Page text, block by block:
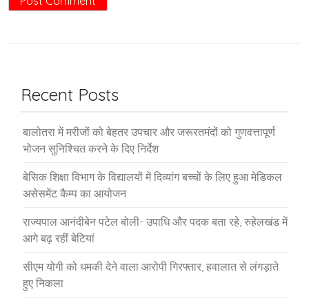
Recent Posts
बालोतरा में मरीजों को बेहतर उपचार और जरूरतमंदों को गुणवत्तापूर्ण
भोजन सुनिश्चित करने के दिए निर्देश
बेसिक शिक्षा विभाग के विद्यालयों में दिव्यांग बच्चों के लिए हुआ मेडिकल
असेसमेंट कैम्प का आयोजन
राज्यपाल आनंदीबेन पटेल बोली- उपाधि और पदक बता रहे, रुहेलखंड में
आगे बढ़ रहीं बेटियां
सीएम योगी को धमकी देने वाला आरोपी गिरफ्तार, हवालात से लंगड़ाते
हुए निकला